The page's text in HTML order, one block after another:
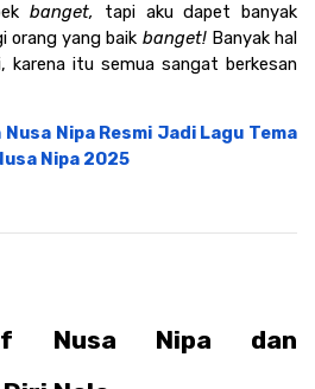
banget,
orang yang baik banget! Banyak hal
karena itu semua sangat berkesan
Nusa Nipa Resmi Jadi Lagu Tema
Nipa 2025
Nusa Nipa dan